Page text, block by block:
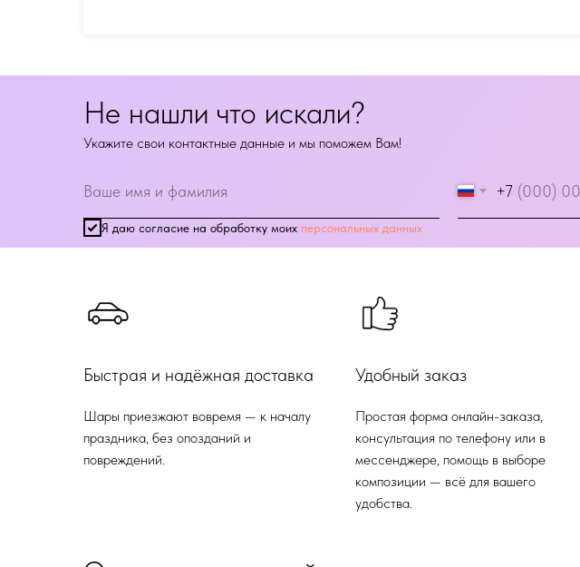
+7
Я даю согласие на обработку моих персональных данных
Не нашли что искали?
Укажите свои контактные данные и мы поможем Вам!
Быстрая и надёжная доставка
Шары приезжают вовремя — к началу
праздника, без опозданий и
повреждений.
Удобный заказ
Простая форма онлайн-заказа,
консультация по телефону или в
мессенджере, помощь в выборе
композиции — всё для вашего
удобства.